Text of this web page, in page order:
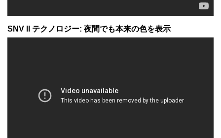
SNV II テクノロジー: 夜間でも本来の色を表示